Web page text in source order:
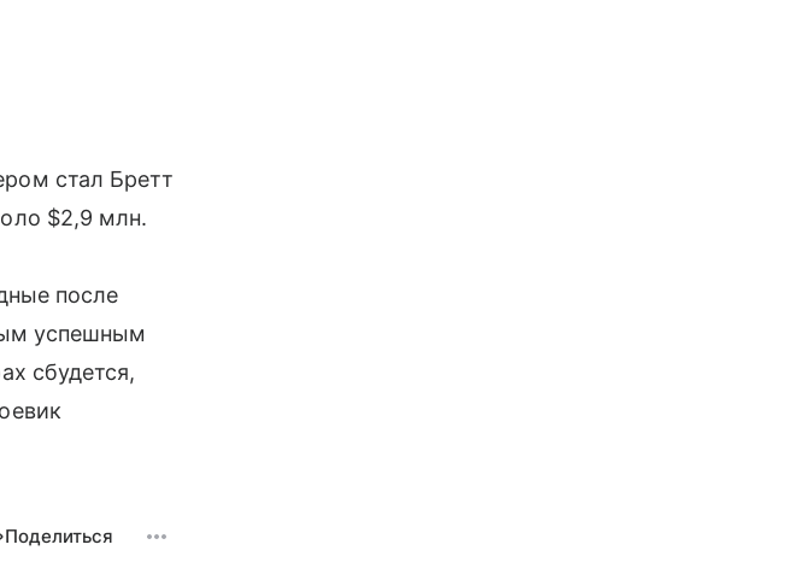
стал Бретт
$2,9 млн.
после
успешным
сбудется,
Поделиться